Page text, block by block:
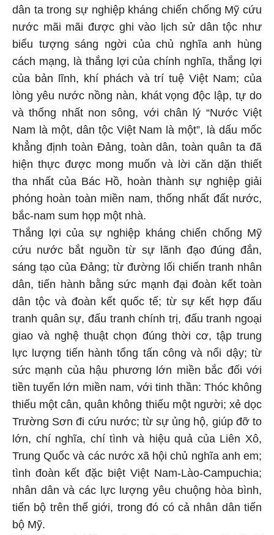
dân ta trong sự nghiệp kháng chiến chống Mỹ cứu
nước mãi mãi được ghi vào lịch sử dân tộc như
biểu tượng sáng ngời của chủ nghĩa anh hùng
cách mạng, là thắng lợi của chính nghĩa, thắng lợi
của bản lĩnh, khí phách và trí tuệ Việt Nam; của
lòng yêu nước nồng nàn, khát vọng độc lập, tự do
và thống nhất non sông, với chân lý “Nước Việt
Nam là một, dân tộc Việt Nam là một”, là dấu mốc
khẳng định toàn Đảng, toàn dân, toàn quân ta đã
hiện thực được mong muốn và lời căn dặn thiết
tha nhất của Bác Hồ, hoàn thành sự nghiệp giải
phóng hoàn toàn miền nam, thống nhất đất nước,
bắc-nam sum họp một nhà.
Thắng lợi của sự nghiệp kháng chiến chống Mỹ
cứu nước bắt nguồn từ sự lãnh đạo đúng đắn,
sáng tạo của Đảng; từ đường lối chiến tranh nhân
dân, tiến hành bằng sức mạnh đại đoàn kết toàn
dân tộc và đoàn kết quốc tế; từ sự kết hợp đấu
tranh quân sự, đấu tranh chính trị, đấu tranh ngoại
giao và nghệ thuật chọn đúng thời cơ, tập trung
lực lượng tiến hành tổng tấn công và nổi dậy; từ
sức mạnh của hậu phương lớn miền bắc đối với
tiền tuyến lớn miền nam, với tinh thần: Thóc không
thiếu một cân, quân không thiếu một người; xẻ dọc
Trường Sơn đi cứu nước; từ sự ủng hộ, giúp đỡ to
lớn, chí nghĩa, chí tình và hiệu quả của Liên Xô,
Trung Quốc và các nước xã hội chủ nghĩa anh em;
tình đoàn kết đặc biệt Việt Nam-Lào-Campuchia;
nhân dân và các lực lượng yêu chuộng hòa bình,
tiến bộ trên thế giới, trong đó có cả nhân dân tiến
bộ Mỹ.